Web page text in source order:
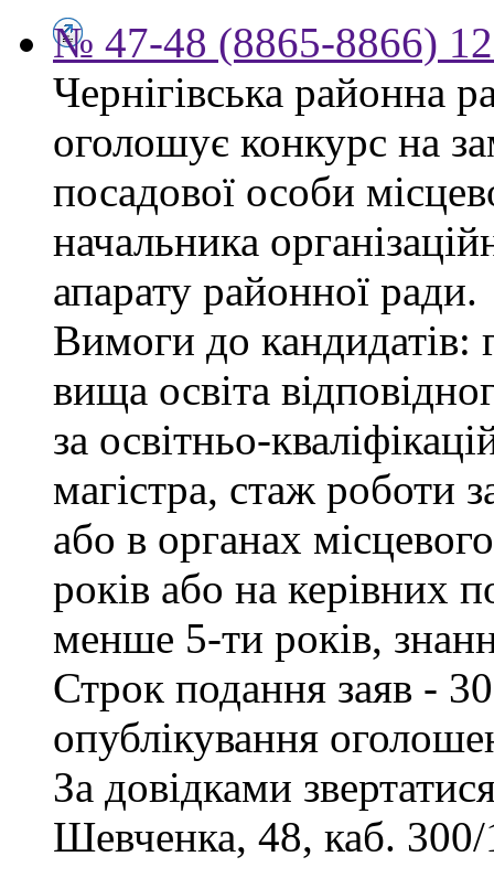
№ 47-48 (8865-8866)
Чернігівська районна
оголошує конкурс на
посадової особи
начальника
апарату районної ради.
Вимоги до кандидатів:
вища освіта
за освітньо-
магістра, стаж роботи
або в органах
років або на керівних
менше 5-ти років,
Строк подання заяв -
опублікування
За довідками
Шевченка, 48, каб.